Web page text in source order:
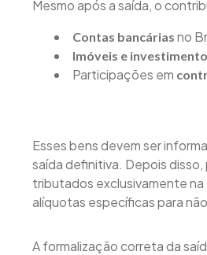
Mesmo após a saída, o
Contas bancárias no
Imóveis e
Participações em
Esses bens devem ser
saída definitiva. Depois disso,
tributados exclusivamente
alíquotas específicas para
A formalização correta da